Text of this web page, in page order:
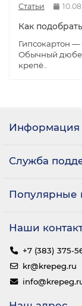
Статьи
Как
Гипсокартон —
Обычный
крепё..
Информация
Служба
Популярные
Наши
+7 (383) 375-
kr@krepeg.ru